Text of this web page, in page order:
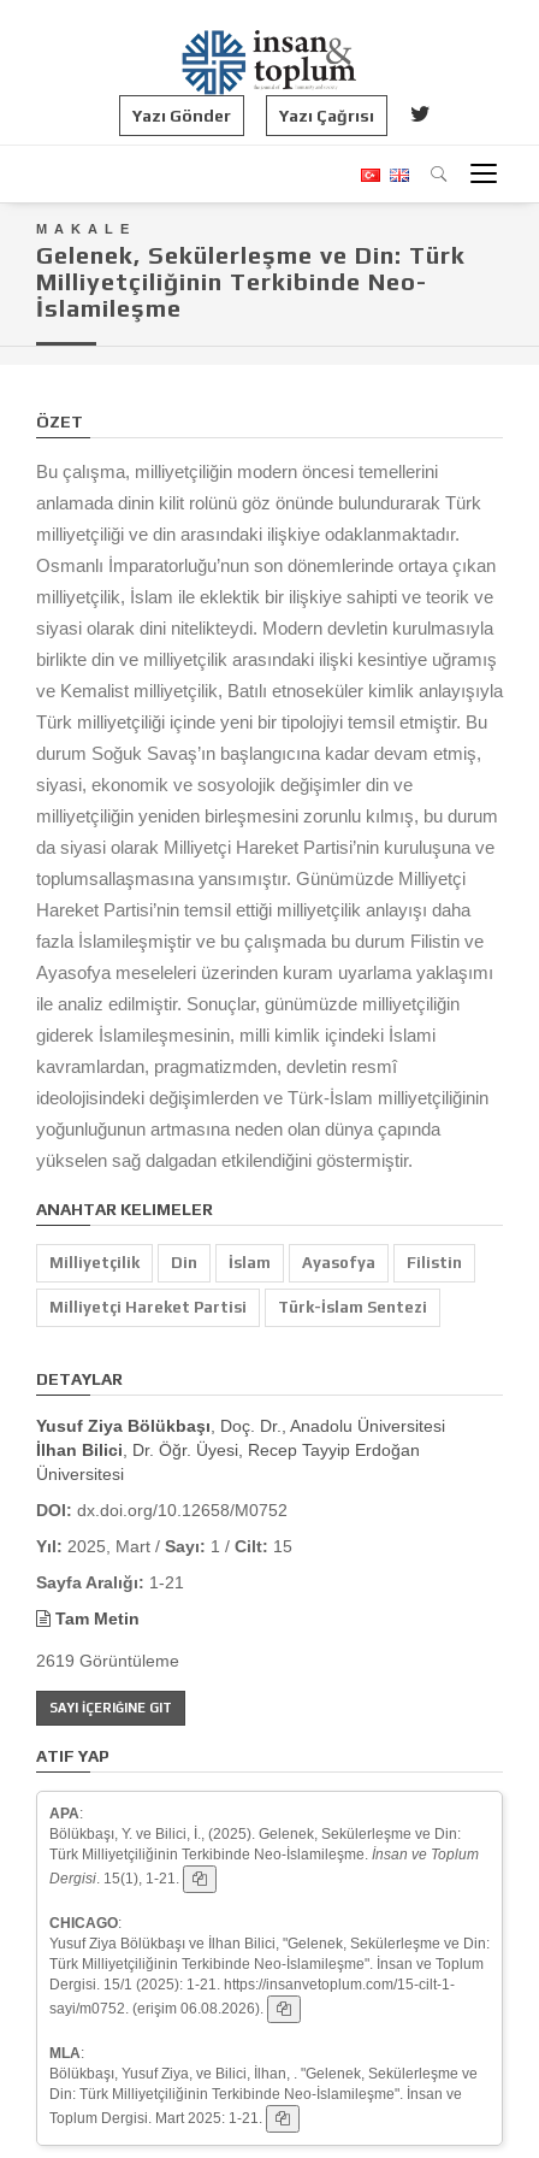
Yazı Gönder Yazı Çağrısı
MAKALE
Gelenek, Sekülerleşme ve Din: Türk
Milliyetçiliğinin Terkibinde Neo-
İslamileşme
ÖZET
Bu çalışma, milliyetçiliğin modern öncesi temellerini
anlamada dinin kilit rolünü göz önünde bulundurarak Türk
milliyetçiliği ve din arasındaki ilişkiye odaklanmaktadır.
Osmanlı İmparatorluğu’nun son dönemlerinde ortaya çıkan
milliyetçilik, İslam ile eklektik bir ilişkiye sahipti ve teorik ve
siyasi olarak dini nitelikteydi. Modern devletin kurulmasıyla
birlikte din ve milliyetçilik arasındaki ilişki kesintiye uğramış
ve Kemalist milliyetçilik, Batılı etnoseküler kimlik anlayışıyla
Türk milliyetçiliği içinde yeni bir tipolojiyi temsil etmiştir. Bu
durum Soğuk Savaş’ın başlangıcına kadar devam etmiş,
siyasi, ekonomik ve sosyolojik değişimler din ve
milliyetçiliğin yeniden birleşmesini zorunlu kılmış, bu durum
da siyasi olarak Milliyetçi Hareket Partisi’nin kuruluşuna ve
toplumsallaşmasına yansımıştır. Günümüzde Milliyetçi
Hareket Partisi’nin temsil ettiği milliyetçilik anlayışı daha
fazla İslamileşmiştir ve bu çalışmada bu durum Filistin ve
Ayasofya meseleleri üzerinden kuram uyarlama yaklaşımı
ile analiz edilmiştir. Sonuçlar, günümüzde milliyetçiliğin
giderek İslamileşmesinin, milli kimlik içindeki İslami
kavramlardan, pragmatizmden, devletin resmî
ideolojisindeki değişimlerden ve Türk-İslam milliyetçiliğinin
yoğunluğunun artmasına neden olan dünya çapında
yükselen sağ dalgadan etkilendiğini göstermiştir.
ANAHTAR KELIMELER
Milliyetçilik Din İslam Ayasofya Filistin
Milliyetçi Hareket Partisi Türk-İslam Sentezi
DETAYLAR
Yusuf Ziya Bölükbaşı , Doç. Dr., Anadolu Üniversitesi
İlhan Bilici , Dr. Öğr. Üyesi, Recep Tayyip Erdoğan
Üniversitesi
DOI: dx.doi.org/10.12658/M0752
Yıl: 2025, Mart / Sayı: 1 / Cilt: 15
Sayfa Aralığı: 1-21
Tam Metin
2619 Görüntüleme
SAYI İÇERIĞINE GIT
ATIF YAP
APA:
Bölükbaşı, Y. ve Bilici, İ., (2025). Gelenek, Sekülerleşme ve Din:
Türk Milliyetçiliğinin Terkibinde Neo-İslamileşme. İnsan ve Toplum
Dergisi . 15(1), 1-21.
CHICAGO:
Yusuf Ziya Bölükbaşı ve İlhan Bilici, "Gelenek, Sekülerleşme ve Din:
Türk Milliyetçiliğinin Terkibinde Neo-İslamileşme". İnsan ve Toplum
Dergisi. 15/1 (2025): 1-21. https://insanvetoplum.com/15-cilt-1-
sayi/m0752. (erişim 06.08.2026).
MLA:
Bölükbaşı, Yusuf Ziya, ve Bilici, İlhan, . "Gelenek, Sekülerleşme ve
Din: Türk Milliyetçiliğinin Terkibinde Neo-İslamileşme". İnsan ve
Toplum Dergisi. Mart 2025: 1-21.